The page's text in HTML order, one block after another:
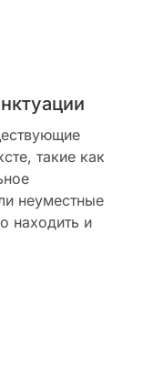
такие как
неуместные
находить и